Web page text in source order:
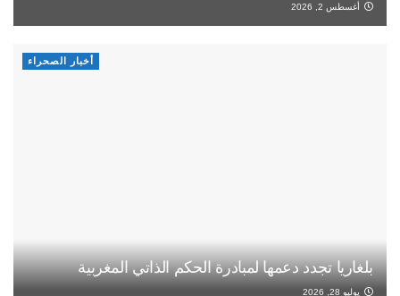
أغسطس 2, 2026
أخبار الصحراء
بلغاريا تجدد دعمها لمبادرة الحكم الذاتي المغربية
يوليو 28, 2026